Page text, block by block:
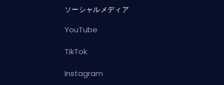
ソーシャルメディア
YouTube
TikTok
Instagram